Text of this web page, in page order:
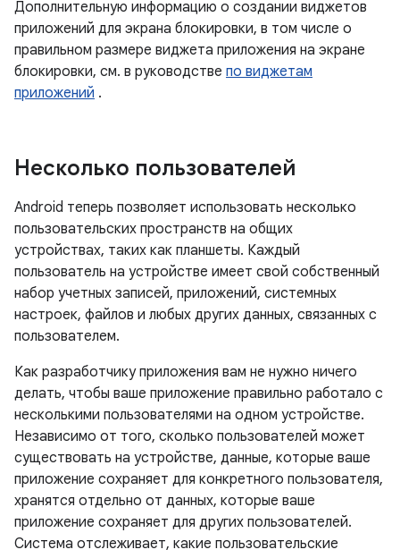
Дополнительную информацию о создании виджетов
приложений для экрана блокировки, в том числе о
правильном размере виджета приложения на экране
блокировки, см. в руководстве по виджетам
приложений .
Несколько пользователей
Android теперь позволяет использовать несколько
пользовательских пространств на общих
устройствах, таких как планшеты. Каждый
пользователь на устройстве имеет свой собственный
набор учетных записей, приложений, системных
настроек, файлов и любых других данных, связанных с
пользователем.
Как разработчику приложения вам не нужно ничего
делать, чтобы ваше приложение правильно работало с
несколькими пользователями на одном устройстве.
Независимо от того, сколько пользователей может
существовать на устройстве, данные, которые ваше
приложение сохраняет для конкретного пользователя,
хранятся отдельно от данных, которые ваше
приложение сохраняет для других пользователей.
Система отслеживает, какие пользовательские